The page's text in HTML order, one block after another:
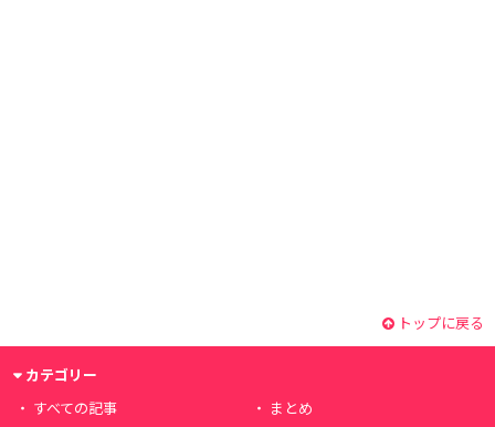
トップに戻る
カテゴリー
すべての記事
まとめ